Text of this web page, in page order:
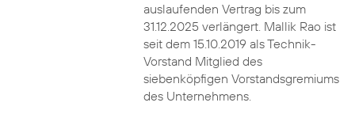
auslaufenden Vertrag bis zum
31.12.2025 verlängert. Mallik Rao ist
seit dem 15.10.2019 als Technik-
Vorstand Mitglied des
siebenköpfigen Vorstandsgremiums
des Unternehmens.